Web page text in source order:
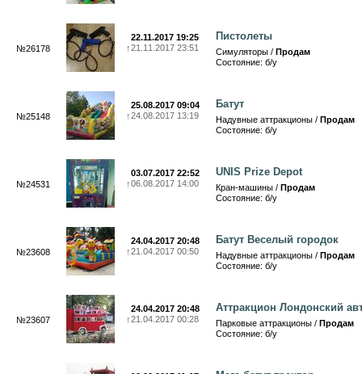
№26178
22.11.2017 19:25
↑21.11.2017 23:51
Пистолеты
Симуляторы / Продам
Состояние: б/у
№25148
25.08.2017 09:04
↑24.08.2017 13:19
Батут
Надувные аттракционы / Продам
Состояние: б/у
№24531
03.07.2017 22:52
↑06.08.2017 14:00
UNIS Prize Depot
Кран-машины / Продам
Состояние: б/у
№23608
24.04.2017 20:48
↑21.04.2017 00:50
Батут Веселый городок
Надувные аттракционы / Продам
Состояние: б/у
№23607
24.04.2017 20:48
↑21.04.2017 00:28
Аттракцион Лондонский
Парковые аттракционы / Продам
Состояние: б/у